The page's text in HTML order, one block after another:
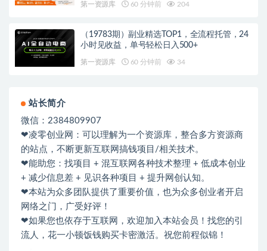
第一资源库 60 分钟前 204
（19783期）副业精选TOP1，全流程托管，24
小时见收益，单号轻松日入500+
第一资源库 60 分钟前 34
站长简介
微信：2384809907
❤凌零创业网：可以理解为一个资源库，整合多方资源商
的站点，不断更新互联网搞钱项目/相关技术。
❤能助您：找项目 + 混互联网各种技术整理 + 低成本创业
+ 减少信息差 + 见识各种项目 + 提升网创认知。
❤本站为众多团队提供了重要价值，也为众多创业者开启
网络之门，广受好评！
❤如果您也依存于互联网，欢迎加入本站会员！找您的引
流人，花一小顿饭钱购买卡密激活。祝您前程似锦！